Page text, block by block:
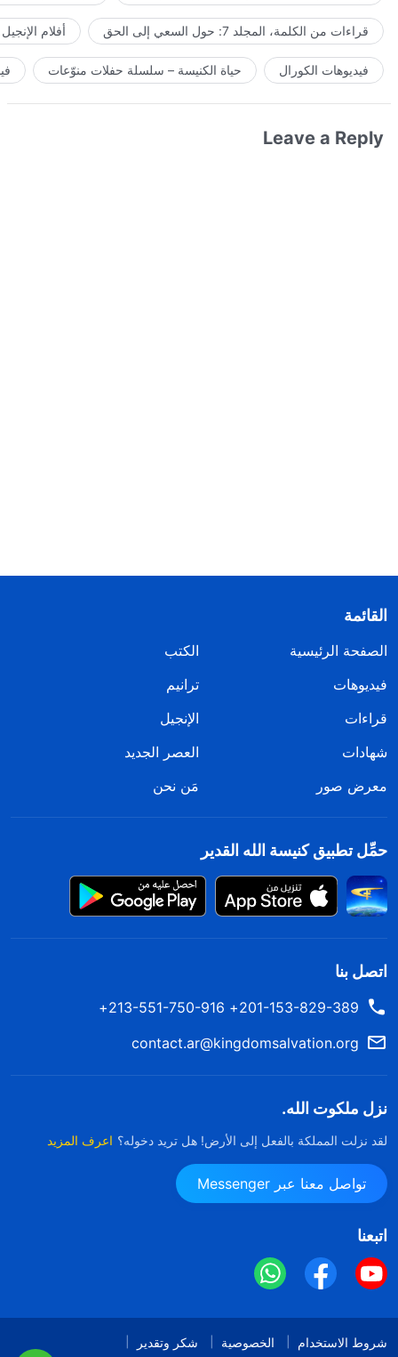
قراءات من الكلمة، المجلد 7: حول السعي إلى الحق أفلام الإنجيل
فيديوهات الكورال حياة الكنيسة – سلسلة حفلات منوّعات
Leave a Reply
القائمة
الصفحة الرئيسية
الكتب
فيديوهات
ترانيم
قراءات
الإنجيل
شهادات
العصر الجديد
معرض صور
مَن نحن
حمِّل تطبيق كنيسة الله القدير
اتصل بنا
201-153-829-389+ 213-551-750-916+
contact.ar@kingdomsalvation.org
نزل ملكوت الله.
لقد نزلت المملكة بالفعل إلى الأرض! هل تريد دخوله؟ اعرف المزيد
تواصل معنا عبر Messenger
اتبعنا
شروط الاستخدام الخصوصية
شكر وتقدير